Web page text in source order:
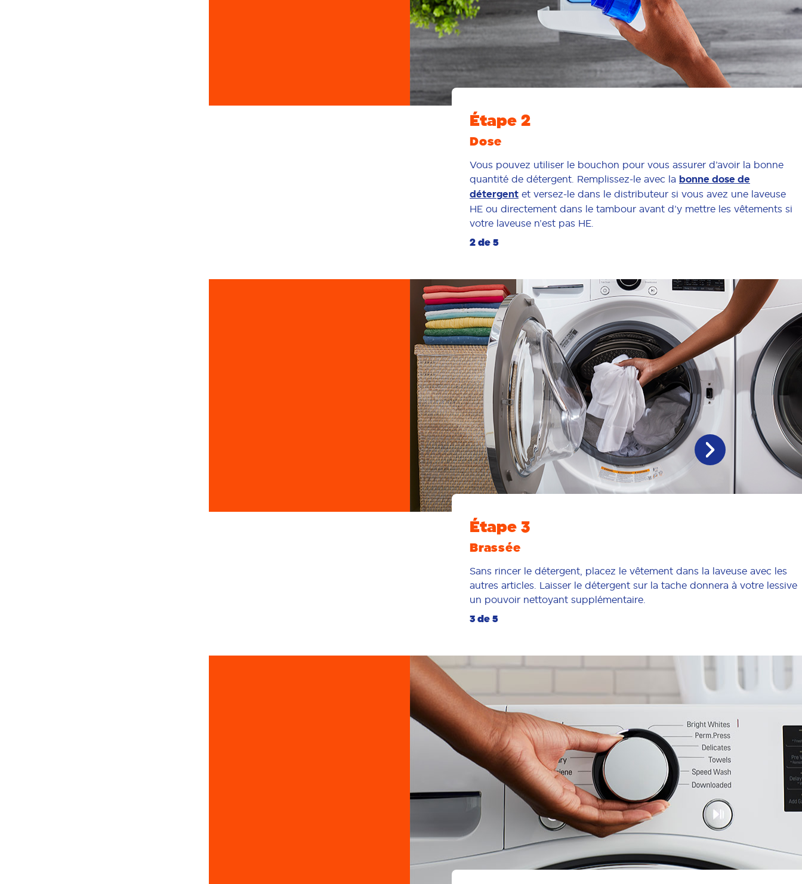
Étape 2
Dose
Vous pouvez utiliser le bouchon pour vous assurer d’avoir la bonne
quantité de détergent. Remplissez-le avec la bonne dose de
détergent et versez-le dans le distributeur si vous avez une laveuse
HE ou directement dans le tambour avant d’y mettre les vêtements si
votre laveuse n’est pas HE.
2 de 5
Étape 3
Brassée
Sans rincer le détergent, placez le vêtement dans la laveuse avec les
autres articles. Laisser le détergent sur la tache donnera à votre lessive
un pouvoir nettoyant supplémentaire.
3 de 5